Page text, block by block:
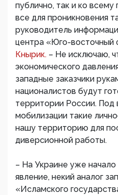
публично, так и ко
все для проникновения
руководитель
центра «Юго-восточный
Кнырик. – Не исключаю,
экономического
западные заказчики
националистов будут
территории России.
мобилизации такие
нашу территорию для
диверсионной работы.
– На Украине уже
явление, некий аналог
«Исламского